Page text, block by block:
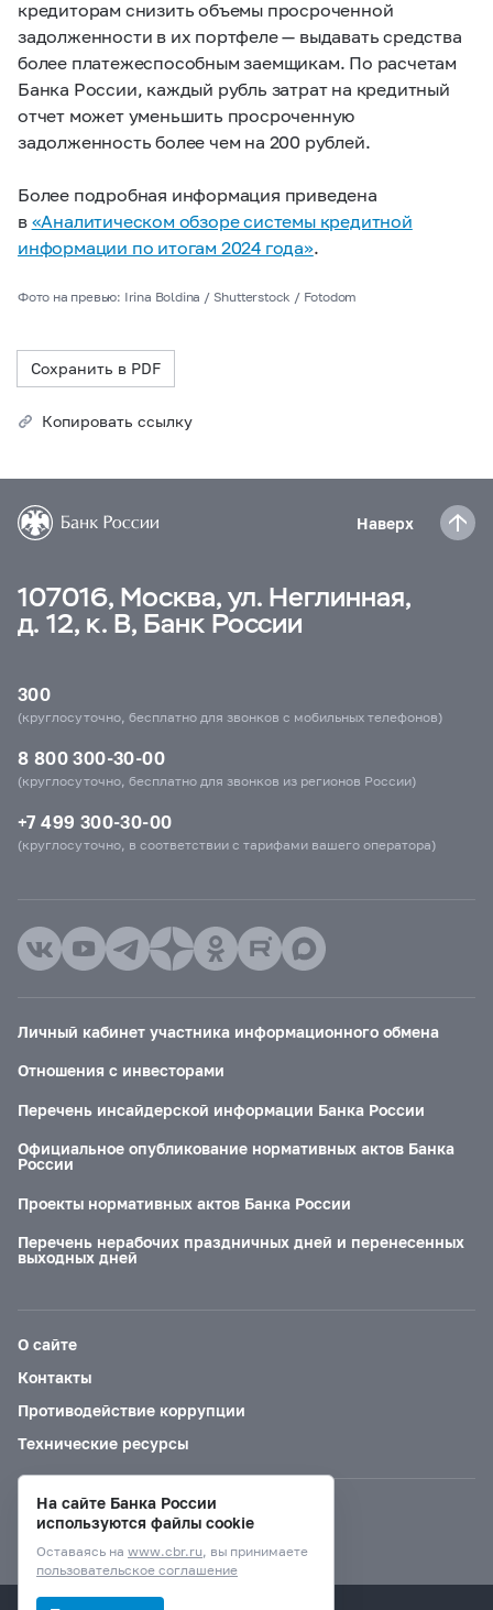
кредиторам снизить объемы просроченной
задолженности в их портфеле — выдавать средства
более платежеспособным заемщикам. По расчетам
Банка России, каждый рубль затрат на кредитный
отчет может уменьшить просроченную
задолженность более чем на 200 рублей.
Более подробная информация приведена
в «Аналитическом обзоре системы кредитной
информации по итогам 2024 года».
Фото на превью: Irina Boldina / Shutterstock / Fotodom
Сохранить в PDF
Копировать ссылку
Наверх
107016, Москва, ул. Неглинная,
д. 12, к. В, Банк России
300
(круглосуточно, бесплатно для звонков с мобильных телефонов)
8 800 300-30-00
(круглосуточно, бесплатно для звонков из регионов России)
+7 499 300-30-00
(круглосуточно, в соответствии с тарифами вашего оператора)
Личный кабинет участника информационного обмена
Отношения с инвесторами
Перечень инсайдерской информации Банка России
Официальное опубликование нормативных актов Банка
России
Проекты нормативных актов Банка России
Перечень нерабочих праздничных дней и перенесенных
выходных дней
О сайте
Контакты
Противодействие коррупции
Технические ресурсы
Версия для слабовидящих
На сайте Банка России
используются файлы cookie
Оставаясь на www.cbr.ru, вы принимаете
пользовательское соглашение